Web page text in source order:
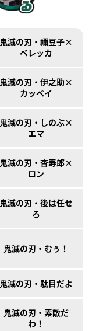
鬼滅の刃・禰󠄀豆子×
ベレッカ
鬼滅の刃・伊之助×
カッペイ
鬼滅の刃・しのぶ×
エマ
鬼滅の刃・杏寿郎×
ロン
鬼滅の刃・後は任せ
ろ
鬼滅の刃・むぅ！
鬼滅の刃・駄目だよ
鬼滅の刃・素敵だ
わ！